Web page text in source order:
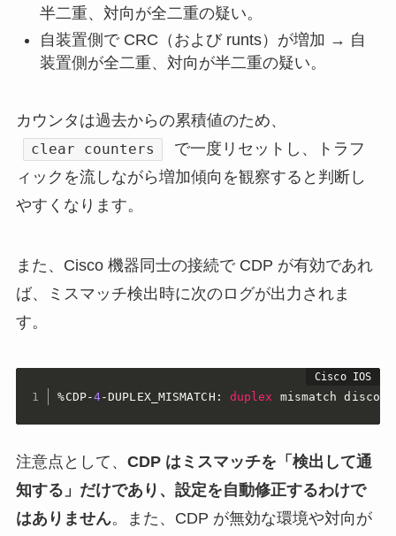
半二重、対向が全二重の疑い。
自装置側で CRC（および runts）が増加 → 自
装置側が全二重、対向が半二重の疑い。
カウンタは過去からの累積値のため、
clear counters
で一度リセットし、トラフ
ィックを流しながら増加傾向を観察すると判断し
やすくなります。
また、Cisco 機器同士の接続で CDP が有効であれ
ば、ミスマッチ検出時に次のログが出力されま
す。
%CDP-4-DUPLEX_MISMATCH: duplex mismatch
注意点として、 CDP はミスマッチを「検出して通
知する」だけであり、設定を自動修正するわけで
はありません。また、CDP が無効な環境や対向が